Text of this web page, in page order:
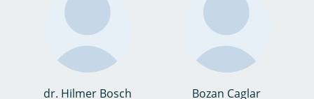
bekijk
diaz@kwrwater.nl
bekijk
profiel
dr. Hilmer Bosch Bozan Caglar